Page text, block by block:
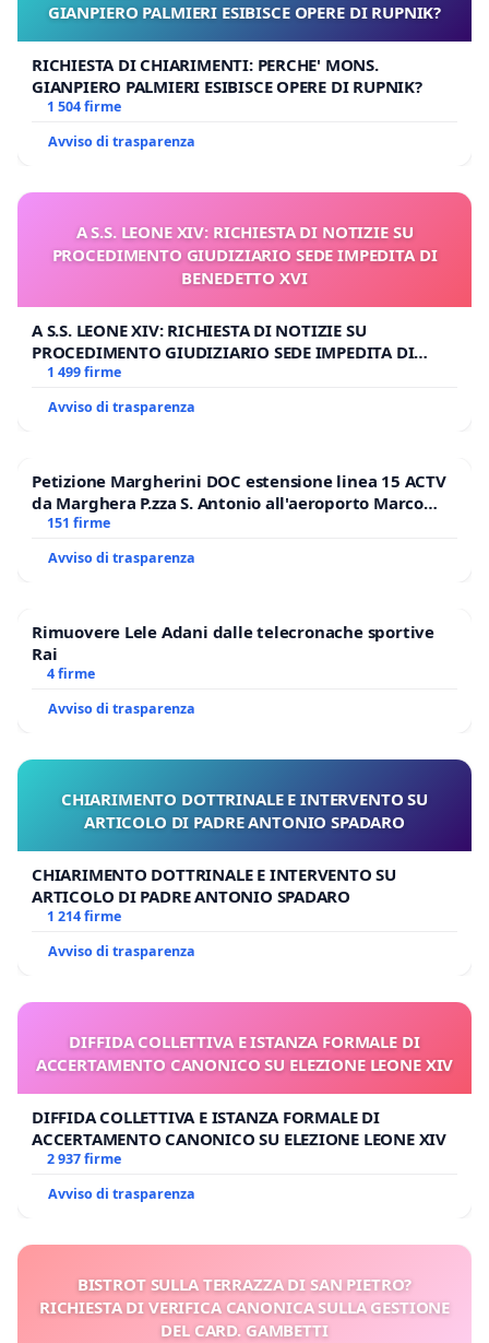
GIANPIERO PALMIERI ESIBISCE OPERE DI RUPNIK?
RICHIESTA DI CHIARIMENTI: PERCHE' MONS.
GIANPIERO PALMIERI ESIBISCE OPERE DI RUPNIK?
1 504 firme
Avviso di trasparenza
A S.S. LEONE XIV: RICHIESTA DI NOTIZIE SU
PROCEDIMENTO GIUDIZIARIO SEDE IMPEDITA DI
BENEDETTO XVI
A S.S. LEONE XIV: RICHIESTA DI NOTIZIE SU
PROCEDIMENTO GIUDIZIARIO SEDE IMPEDITA DI
BENEDETTO XVI
1 499 firme
Avviso di trasparenza
Petizione Margherini DOC estensione linea 15 ACTV
da Marghera P.zza S. Antonio all'aeroporto Marco
Polo tariffa a € 1,50
151 firme
Avviso di trasparenza
Rimuovere Lele Adani dalle telecronache sportive
Rai
4 firme
Avviso di trasparenza
CHIARIMENTO DOTTRINALE E INTERVENTO SU
ARTICOLO DI PADRE ANTONIO SPADARO
CHIARIMENTO DOTTRINALE E INTERVENTO SU
ARTICOLO DI PADRE ANTONIO SPADARO
1 214 firme
Avviso di trasparenza
DIFFIDA COLLETTIVA E ISTANZA FORMALE DI
ACCERTAMENTO CANONICO SU ELEZIONE LEONE XIV
DIFFIDA COLLETTIVA E ISTANZA FORMALE DI
ACCERTAMENTO CANONICO SU ELEZIONE LEONE XIV
2 937 firme
Avviso di trasparenza
BISTROT SULLA TERRAZZA DI SAN PIETRO?
RICHIESTA DI VERIFICA CANONICA SULLA GESTIONE
DEL CARD. GAMBETTI